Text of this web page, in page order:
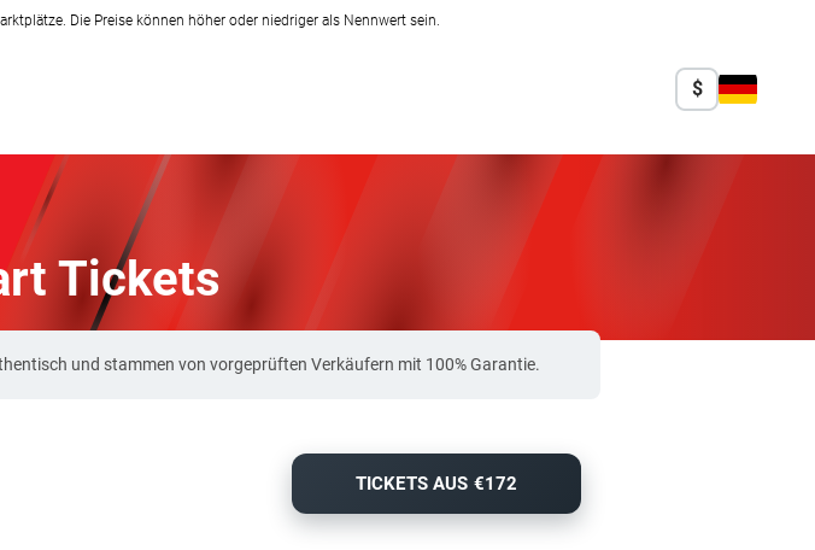
Die Preise können höher oder niedriger als Nennwert sein.
$
Tickets
und stammen von vorgeprüften Verkäufern mit 100% Garantie.
TICKETS AUS €172